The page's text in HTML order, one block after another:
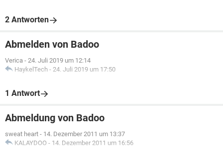
2 Antworten
Abmelden von Badoo
Verica - 24. Juli 2019 um 12:14
HaykelTech - 24. Juli 2019 um 17:50
1 Antwort
Abmeldung von Badoo
sweat heart - 14. Dezember 2011 um 13:37
KALAYDOO - 14. Dezember 2011 um 16:56